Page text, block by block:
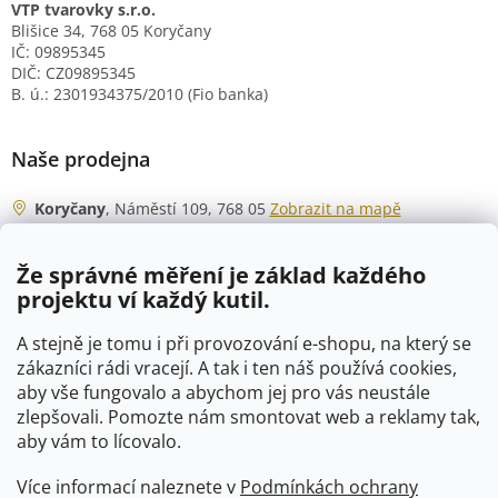
Že správné měření je základ každého
projektu ví každý kutil.
A stejně je tomu i při provozování e-shopu, na který se
zákazníci rádi vracejí. A tak i ten náš používá cookies,
aby vše fungovalo a abychom jej pro vás neustále
zlepšovali. Pomozte nám smontovat web a reklamy tak,
aby vám to lícovalo.
Více informací naleznete v Podmínkách ochrany
VTP tvarovky s.r.o.
Blišice 34, 768 05 Koryčany
IČ: 09895345
DIČ: CZ09895345
B. ú.: 2301934375/2010 (Fio banka)
Naše prodejna
Koryčany, Náměstí 109, 768 05 Zobrazit na mapě
Po - Čt
06:00 - 07:00
07:30 - 15:30
Pá
06:00 - 07:00
07:30 - 15:00
So
07:00 - 10:00
Ne
zavřeno